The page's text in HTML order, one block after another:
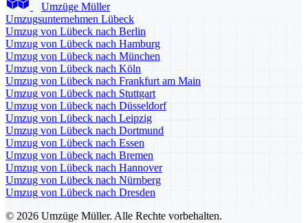
Umzüge Müller
Umzugsunternehmen Lübeck
Umzug von Lübeck nach Berlin
Umzug von Lübeck nach Hamburg
Umzug von Lübeck nach München
Umzug von Lübeck nach Köln
Umzug von Lübeck nach Frankfurt am Main
Umzug von Lübeck nach Stuttgart
Umzug von Lübeck nach Düsseldorf
Umzug von Lübeck nach Leipzig
Umzug von Lübeck nach Dortmund
Umzug von Lübeck nach Essen
Umzug von Lübeck nach Bremen
Umzug von Lübeck nach Hannover
Umzug von Lübeck nach Nürnberg
Umzug von Lübeck nach Dresden
© 2026 Umzüge Müller. Alle Rechte vorbehalten.